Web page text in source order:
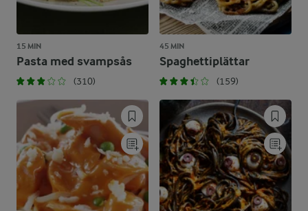
15 MIN
Pasta med svampsås
(310)
45 MIN
Spaghettiplättar
(159)